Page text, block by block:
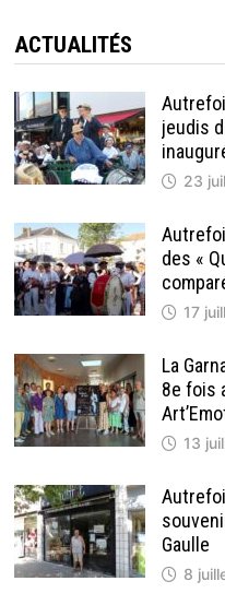
À
CELLE
DU
DE
GAULLE
ACTUALITÉS
jeudis
23
des «
17
La
8e fois
13
Gaulle
8